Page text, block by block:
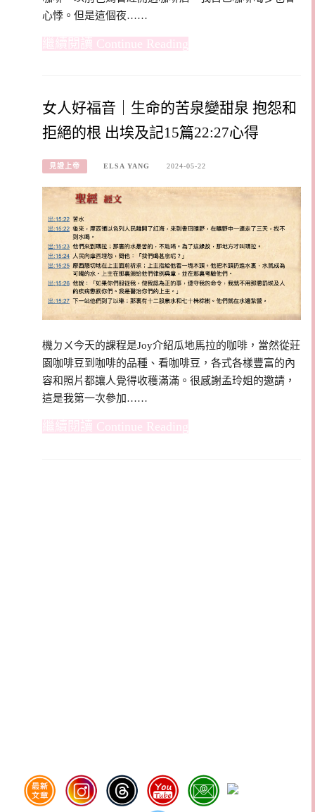
心悸。但是這個夜……
Continue Reading
女人好福音｜生命的苦泉變甜泉 抱怨和
拒絕的根 出埃及記15篇22:27心得
見證上帝 ELSA YANG 2024-05-22
機ㄉㄨ今天的課程是Joy介紹瓜地馬拉的咖啡，當然從莊
園咖啡豆到咖啡的品種、看咖啡豆，各式各樣豐富的內
容和照片都讓人覺得收穫滿滿。很感謝孟玲姐的邀請，
這是我第一次參加……
Continue Reading